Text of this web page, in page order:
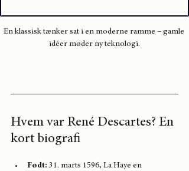
En klassisk tænker sat i en moderne ramme – gamle
idéer møder ny teknologi.
Hvem var René Descartes? En
kort biografi
Født: 31. marts 1596, La Haye en